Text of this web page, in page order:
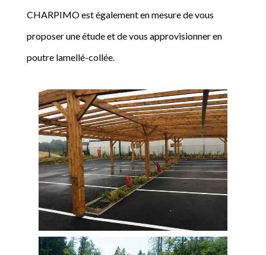
CHARPIMO est également en mesure de vous
proposer une étude et de vous approvisionner en
poutre lamellé-collée.